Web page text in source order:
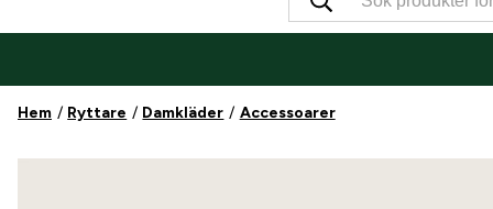
Hem Ryttare Damkläder Accessoarer